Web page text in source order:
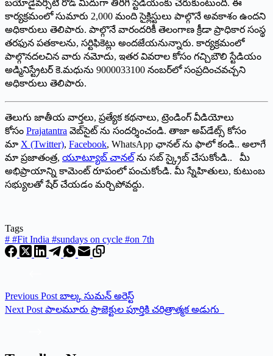
బయోడైవర్సిటీ రోడ్ మీదుగా తిరిగి స్టేడియంకు చేరుకుంటుంది. ఈ
కార్యక్రమంలో సుమారు 2,000 మంది సైక్లిస్టులు పాల్గొనే అవకాశం ఉందని
అధికారులు తెలిపారు. పాల్గొనే వారందరికీ తెలంగాణ క్రీడా ప్రాధికార సంస్థ
తరఫున పతకాలను, సర్టిఫికెట్లు అందజేయనున్నారు. కార్యక్రమంలో
పాల్గొనదలచిన వారు నమోదు, ఇతర వివరాల కోసం గచ్చిబౌలి స్టేడియం
అడ్మినిస్ట్రేటర్ కె.మధును 9000033100 నంబర్‌లో సంప్రదించవచ్చని
అధికారులు తెలిపారు.
తెలుగు జాతీయ వార్తలు, ప్రత్యేక కథనాలు, ట్రెండింగ్ వీడియోలు
కోసం Prajatantra వెబ్‌సైట్ ను సందర్శించండి. తాజా అప్‌డేట్స్ కోసం
మా X (Twitter), Facebook, WhatsApp ఛానల్ ను ఫాలో కండి.. అలాగే
మా ప్రజాతంత్ర, యూట్యూబ్ చానల్ ను సబ్ స్క్రైబ్ చేసుకోండి.. మీ
అభిప్రాయాన్ని కామెంట్ రూపంలో పంచుకోండి. మీ స్నేహితులు, కుటుంబ
సభ్యులతో షేర్ చేయడం మర్చిపోవద్దు.
Tags
# #Fit India #sundays on cycle #on 7th
Previous Post బాల్క సుమన్ అరెస్ట్‌
Next Post పాలమూరు ప్రాజెక్టుల పూర్తికి చరిత్రాత్మక అడుగు